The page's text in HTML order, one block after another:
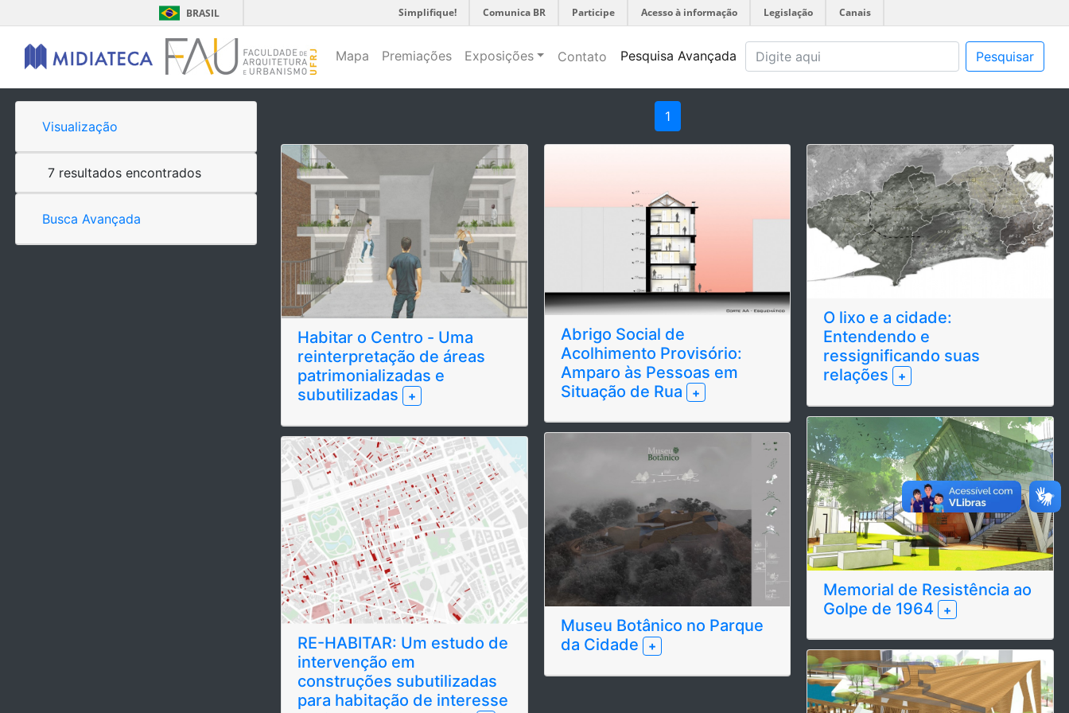
BRASIL Simplifique! Comunica BR Participe Acesso à informação Legislação Canais
Mapa Premiações Exposições Contato Pesquisa Avançada Pesquisar
Visualização
7 resultados encontrados
Busca Avançada
1
Habitar o Centro - Uma
reinterpretação de áreas
patrimonializadas e
subutilizadas
+
RE-HABITAR: Um estudo de
intervenção em
construções subutilizadas
para habitação de interesse
Abrigo Social de
Acolhimento Provisório:
Amparo às Pessoas em
Situação de Rua
+
Museu Botânico no Parque
da Cidade
+
O lixo e a cidade:
Entendendo e
ressignificando suas
relações +
Memorial de Resistência ao
Golpe de 1964 +